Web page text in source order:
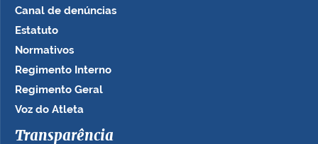
Canal de denúncias
Estatuto
Normativos
Regimento Interno
Regimento Geral
Voz do Atleta
Transparência